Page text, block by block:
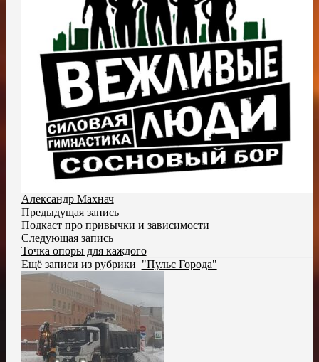
Александр Махнач
Предыдущая запись
Подкаст про привычки и зависимости
Следующая запись
Точка опоры для каждого
Ещё записи из рубрики "Пульс Города"